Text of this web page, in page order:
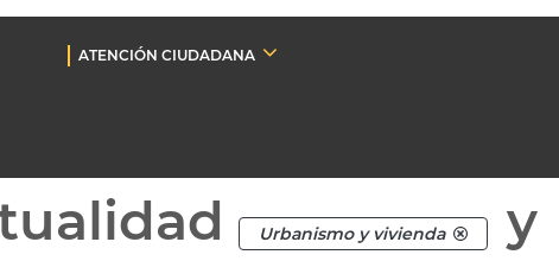
ATENCIÓN CIUDADANA
Urbanismo y vivienda
y